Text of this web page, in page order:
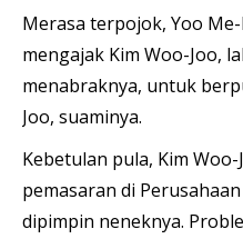
Merasa terpojok, Yoo
mengajak Kim Woo-Joo,
menabraknya, untuk
Joo, suaminya.
Kebetulan pula, Kim
pemasaran di
dipimpin neneknya.